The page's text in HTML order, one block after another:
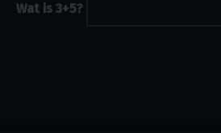
Wat is 3+5?